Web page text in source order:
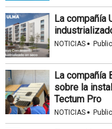
La compañía
NOTICIAS ·
La compañía
sobre la
Tectum Pro
NOTICIAS ·